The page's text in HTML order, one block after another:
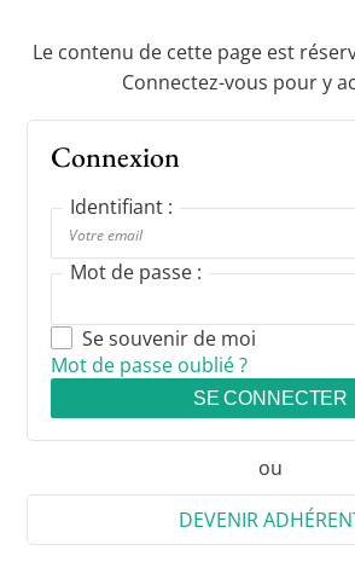
Le contenu de cette page est
Connectez-vous pour y
Connexion
Identifiant :
Mot de passe :
Se souvenir de moi
Mot de passe oublié ?
SE CONNECTER
ou
DEVENIR